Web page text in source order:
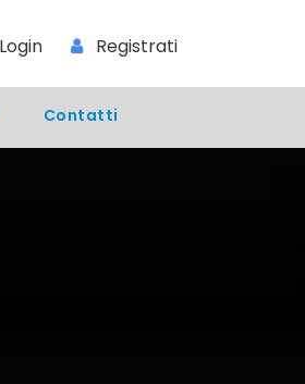
Login Registrati
Contatti